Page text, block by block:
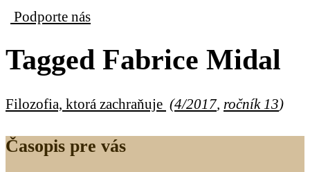
Podporte nás
Tagged Fabrice Midal
Filozofia, ktorá zachraňuje (4/2017, ročník 13)
Časopis pre vás